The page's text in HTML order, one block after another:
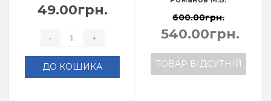
49.00грн.
- +
ДО КОШИКА
600.00грн.
540.00грн.
ТОВАР ВІДСУТНІЙ